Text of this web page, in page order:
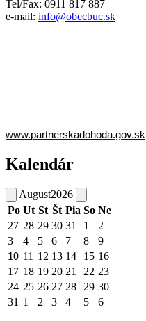
Tel/Fax: 0911 817 887
e-mail: info@obecbuc.sk
www.partnerskadohoda.gov.sk
Kalendár
August2026
Po Ut St Št Pia So Ne
27 28 29 30 31 1
2
3
4 5 6 7 8
9
10 11 12 13 14 15 16
17 18 19 20 21 22 23
24 25 26 27 28 29 30
31 1 2 3 4 5 6